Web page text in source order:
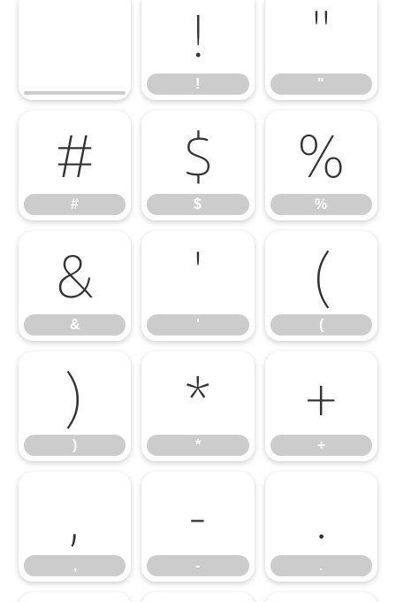
!
!
"
"
#
#
$
$
%
%
&
&
'
'
(
(
)
)
*
*
+
+
,
,
-
-
.
.